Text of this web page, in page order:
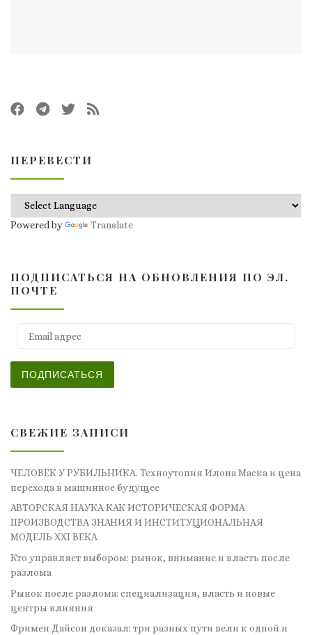
ПЕРЕВЕСТИ
Powered by Translate
ПОДПИСАТЬСЯ НА ОБНОВЛЕНИЯ ПО ЭЛ.
ПОЧТЕ
ПОДПИСАТЬСЯ
СВЕЖИЕ ЗАПИСИ
ЧЕЛОВЕК У РУБИЛЬНИКА. Техноутопия Илона Маска и цена
перехода в машинное будущее
АВТОРСКАЯ НАУКА КАК ИСТОРИЧЕСКАЯ ФОРМА
ПРОИЗВОДСТВА ЗНАНИЯ И ИНСТИТУЦИОНАЛЬНАЯ
МОДЕЛЬ XXI ВЕКА
Кто управляет выбором: рынок, внимание и власть после
разлома
Рынок после разлома: специализация, власть и новые
центры влияния
Фримен Дайсон доказал: три разных пути вели к одной и